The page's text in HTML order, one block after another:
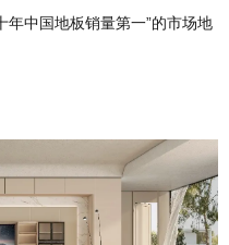
年中国地板销量第一”的市场地